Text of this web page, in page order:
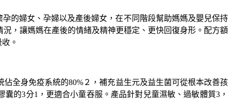
的婦女、孕婦以及產後婦女，在不同階段幫助媽媽及嬰兒保持
，讓媽媽在產後的情緒及精神更穩定、更快回復身形。配方額
。
全身免疫系統的80%２，補充益生元及益生菌可從根本改善孩
的3分1，更適合小童吞服。產品針對兒童濕敏、過敏體質3，